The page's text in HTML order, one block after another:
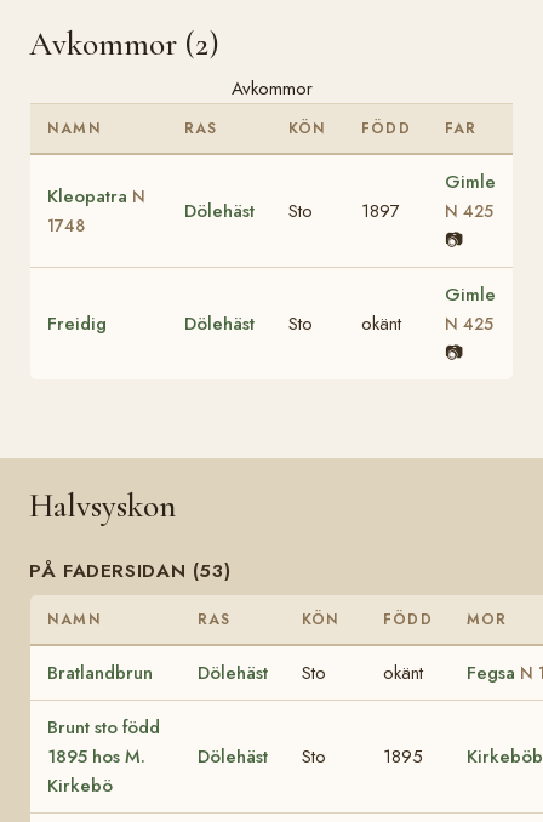
Avkommor (2)
Avkommor
NAMN RAS KÖN FÖDD FAR
Kleopatra N
1748
Dölehäst Sto 1897
Gimle
N 425
📷
Freidig Dölehäst Sto okänt
Gimle
N 425
📷
Halvsyskon
PÅ FADERSIDAN (53)
NAMN RAS KÖN FÖDD MOR
Bratlandbrun Dölehäst Sto okänt Fegsa N
Brunt sto född
1895 hos M.
Kirkebö
Dölehäst Sto 1895